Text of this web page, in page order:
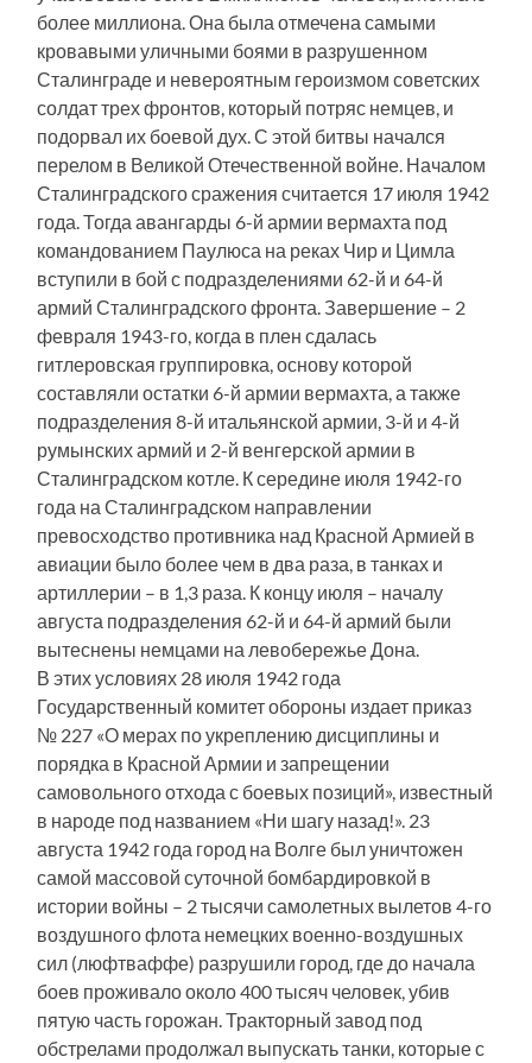
более миллиона. Она была отмечена самыми
кровавыми уличными боями в разрушенном
Сталинграде и невероятным героизмом советских
солдат трех фронтов, который потряс немцев, и
подорвал их боевой дух. С этой битвы начался
перелом в Великой Отечественной войне. Началом
Сталинградского сражения считается 17 июля 1942
года. Тогда авангарды 6-й армии вермахта под
командованием Паулюса на реках Чир и Цимла
вступили в бой с подразделениями 62-й и 64-й
армий Сталинградского фронта. Завершение – 2
февраля 1943-го, когда в плен сдалась
гитлеровская группировка, основу которой
составляли остатки 6-й армии вермахта, а также
подразделения 8-й итальянской армии, 3-й и 4-й
румынских армий и 2-й венгерской армии в
Сталинградском котле. К середине июля 1942-го
года на Сталинградском направлении
превосходство противника над Красной Армией в
авиации было более чем в два раза, в танках и
артиллерии – в 1,3 раза. К концу июля – началу
августа подразделения 62-й и 64-й армий были
вытеснены немцами на левобережье Дона.
В этих условиях 28 июля 1942 года
Государственный комитет обороны издает приказ
№ 227 «О мерах по укреплению дисциплины и
порядка в Красной Армии и запрещении
самовольного отхода с боевых позиций», известный
в народе под названием «Ни шагу назад!». 23
августа 1942 года город на Волге был уничтожен
самой массовой суточной бомбардировкой в
истории войны – 2 тысячи самолетных вылетов 4-го
воздушного флота немецких военно-воздушных
сил (люфтваффе) разрушили город, где до начала
боев проживало около 400 тысяч человек, убив
пятую часть горожан. Тракторный завод под
обстрелами продолжал выпускать танки, которые с